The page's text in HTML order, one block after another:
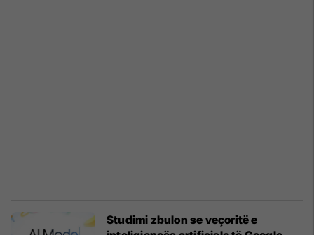
Studimi zbulon se veçoritë e